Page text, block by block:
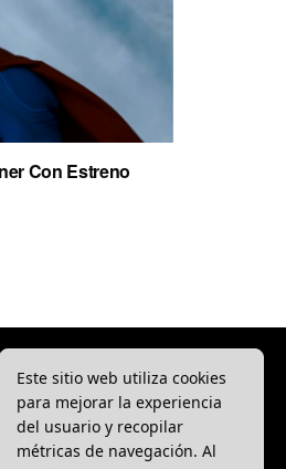
Con Estreno
Este sitio web utiliza cookies
para mejorar la experiencia
del usuario y recopilar
métricas de navegación. Al